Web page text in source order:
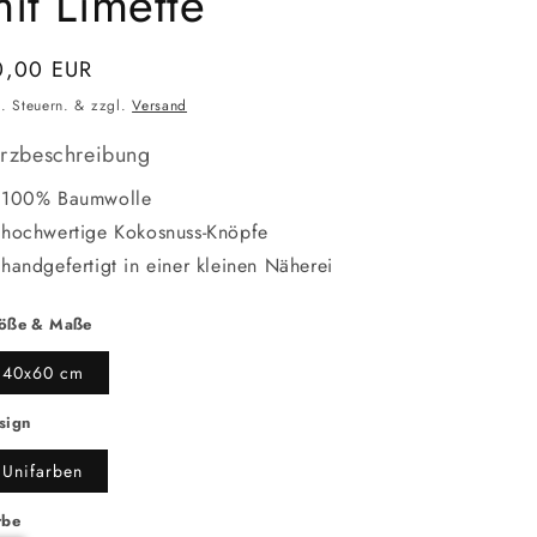
EUR
Steuern. & zzgl.Versand
100% Baumwolle
hochwertige Kokosnuss-Knöpfe
handgefertigt in einer kleinen Näherei
& Maße
40x60 cm
Unifarben